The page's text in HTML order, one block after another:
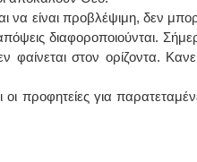
να είναι προβλέψιμη, δεν
διαφοροποιούνται.
φαίνεται στον ορίζοντα.
προφητείες για
Έλενα Μπούμπα
Στρατιωτικός Ιατρός
Διδ.Παν.Αθηνών
Διπλωματούχος Ευρ.Ακαδημίας
Πάρνηθας 95-97 Αχαρναί
2102467085 & 6938502258